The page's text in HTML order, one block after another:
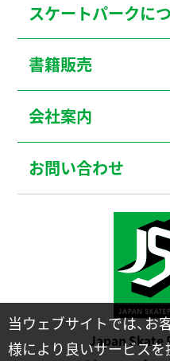
Japan Skate
スケートパークに
書籍販売
会社案内
お問い合わせ
当ウェブサイトでは、お
様により良いサービスを